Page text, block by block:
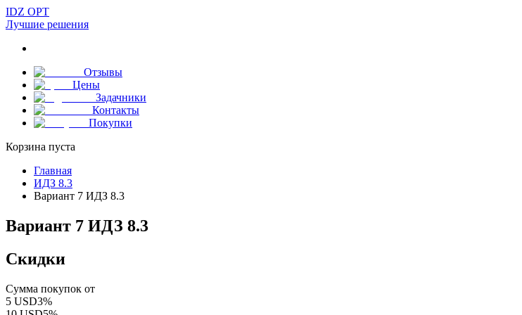
IDZ OPT
Лучшие решения
Отзывы
Цены
Задачники
Контакты
Покупки
Корзина пуста
Главная
ИДЗ 8.3
Вариант 7 ИДЗ 8.3
Вариант 7 ИДЗ 8.3
Скидки
Сумма покупок от
5 USD3%